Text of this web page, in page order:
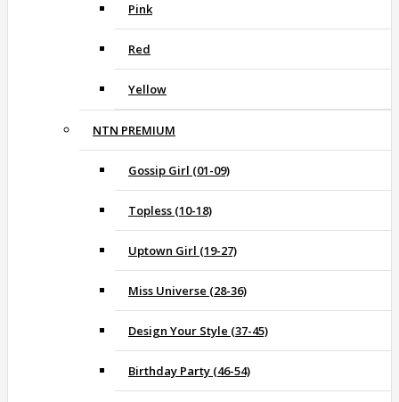
Pink
Red
Yellow
NTN PREMIUM
Gossip Girl (01-09)
Topless (10-18)
Uptown Girl (19-27)
Miss Universe (28-36)
Design Your Style (37-45)
Birthday Party (46-54)